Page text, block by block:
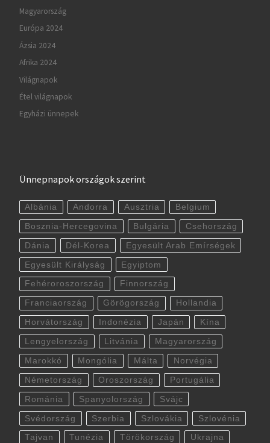
Magyarország
Európa 2024
Ázsia 2024
Afrika 2024
Világnapok
Étel világnapok
Egyházi ünnepek
Ünnepnapok országok szerint
Albánia Andorra Ausztria Belgium
Bosznia-Hercegovina Bulgária Csehország
Dánia Dél-Korea Egyesült Arab Emírségek
Egyesült Királyság Egyiptom
Fehéroroszország Finnország
Franciaország Görögország Hollandia
Horvátország Indonézia Japán Kína
Lengyelország Litvánia Magyarország
Marokkó Mongólia Málta Norvégia
Németország Oroszország Portugália
Románia Spanyolország Svájc
Svédország Szerbia Szlovákia Szlovénia
Tajvan Tunézia Törökország Ukrajna